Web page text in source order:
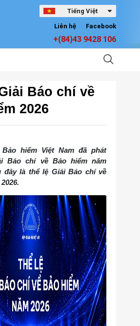
Tiếng Việt
Facebook
Liên hệ
+(84)43 9428 106
Báo chí về
2026
hiểm Việt Nam đã phát
Báo chí về Bảo hiểm năm
đây là thể lệ Giải Báo chí về